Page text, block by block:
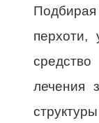
перхоти,
лечения